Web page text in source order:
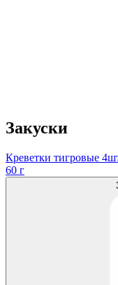
Закуски
Креветки тигровые
60 г